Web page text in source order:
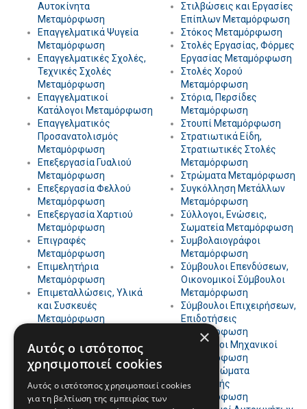
Αυτοκίνητα
Μεταμόρφωση
Επαγγελματικά Ψυγεία
Μεταμόρφωση
Επαγγελματικές Σχολές,
Τεχνικές Σχολές
Μεταμόρφωση
Επαγγελματικοί
Κατάλογοι Μεταμόρφωση
Επαγγελματικός
Προσανατολισμός
Μεταμόρφωση
Επεξεργασία Γυαλιού
Μεταμόρφωση
Επεξεργασία Φελλού
Μεταμόρφωση
Επεξεργασία Χαρτιού
Μεταμόρφωση
Επιγραφές
Μεταμόρφωση
Επιμελητήρια
Μεταμόρφωση
Επιμεταλλώσεις, Υλικά
και Συσκευές
Μεταμόρφωση
Κήπου Μεταμόρφωση
Έπιπλα Γραφείου
Μεταμόρφωση
Έπιπλα Κουζίνας
Μεταμόρφωση
Στιλβώσεις και Εργασίες
Επίπλων Μεταμόρφωση
Στόκος Μεταμόρφωση
Στολές Εργασίας, Φόρμες
Εργασίας Μεταμόρφωση
Στολές Χορού
Μεταμόρφωση
Στόρια, Περσίδες
Μεταμόρφωση
Στουπί Μεταμόρφωση
Στρατιωτικά Είδη,
Στρατιωτικές Στολές
Μεταμόρφωση
Στρώματα Μεταμόρφωση
Συγκόλληση Μετάλλων
Μεταμόρφωση
Σύλλογοι, Ενώσεις,
Σωματεία Μεταμόρφωση
Συμβολαιογράφοι
Μεταμόρφωση
Σύμβουλοι Επενδύσεων,
Οικονομικοί Σύμβουλοι
Μεταμόρφωση
Σύμβουλοι Επιχειρήσεων,
Επιδοτήσεις
Μεταμόρφωση
Σύμβουλοι Μηχανικοί
Μεταμόρφωση
Συμπληρώματα
Διατροφής
Μεταμόρφωση
×
Αυτός ο ιστότοπος
χρησιμοποιεί cookies
Αυτός ο ιστότοπος χρησιμοποιεί cookies
για τη βελτίωση της εμπειρίας των